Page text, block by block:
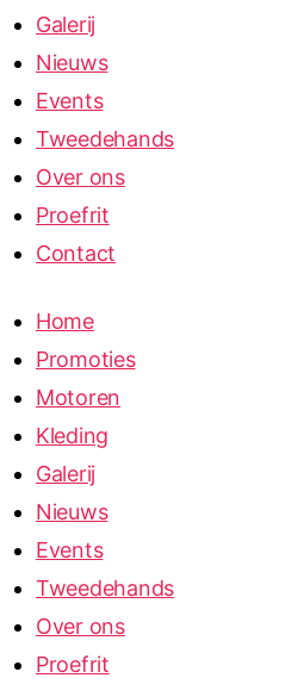
Galerij
Nieuws
Events
Tweedehands
Over ons
Proefrit
Contact
Home
Promoties
Motoren
Kleding
Galerij
Nieuws
Events
Tweedehands
Over ons
Proefrit